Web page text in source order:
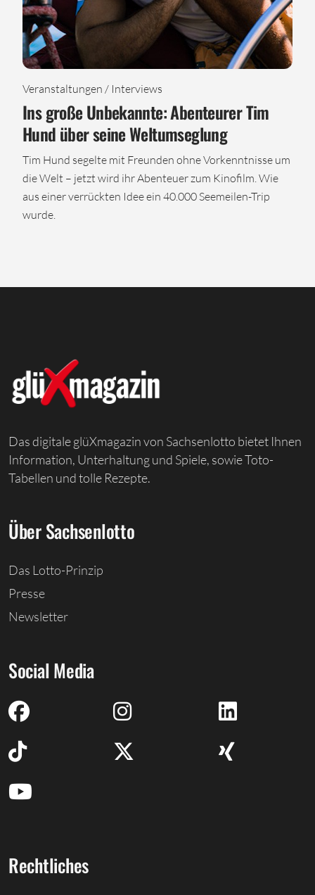
Veranstaltungen / Interviews
Ins große Unbekannte: Abenteurer Tim
Hund über seine Weltumseglung
Tim Hund segelte mit Freunden ohne Vorkenntnisse um
die Welt – jetzt wird ihr Abenteuer zum Kinofilm. Wie
aus einer verrückten Idee ein 40.000 Seemeilen-Trip
wurde.
Das digitale glüXmagazin von Sachsenlotto bietet Ihnen
Information, Unterhaltung und Spiele, sowie Toto-
Tabellen und tolle Rezepte.
Über Sachsenlotto
Das Lotto-Prinzip
Presse
Newsletter
Social Media
Rechtliches